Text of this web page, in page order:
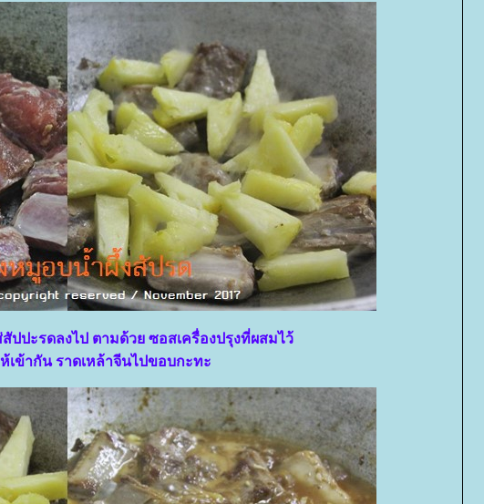
ปปะรดลงไป ตามด้วย ซอสเครื่องปรุงที่ผสมไว้
เข้ากัน ราดเหล้าจีนไปขอบกะทะ